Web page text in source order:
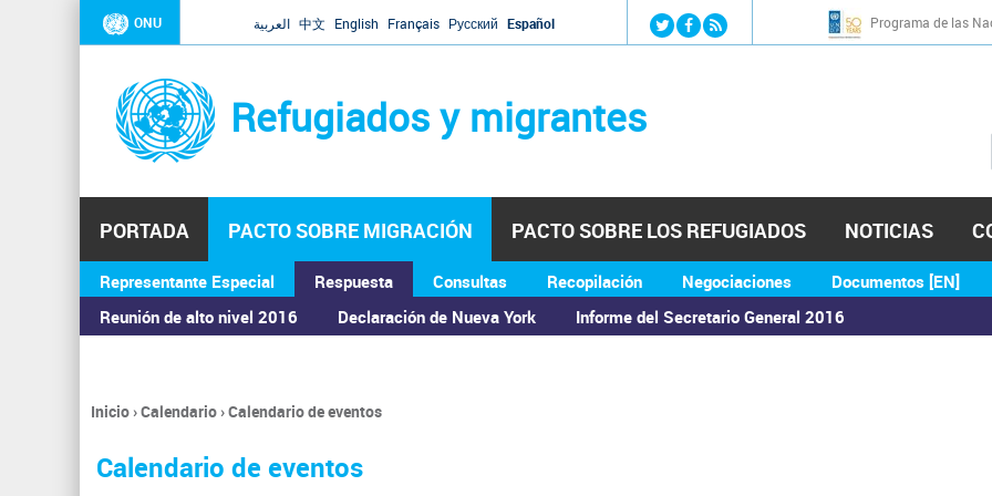
Jump to navigation
ONU العربية 中文 English Français Русский Español Programa de las
Refugiados y migrantes
PORTADA PACTO SOBRE MIGRACIÓN
Representante Especial
Respuesta
Reunión de alto nivel 2016
Declaración de Nueva York Informe del Secretario General 2016
Consultas Recopilación Negociaciones Documentos [EN]
PACTO SOBRE LOS REFUGIADOS NOTICIAS
ASAMBLEA GENERAL
Se
encuentra
usted
Inicio›Calendario›Calendario de eventos
Calendario de eventos